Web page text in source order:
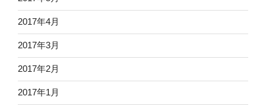
2017年4月
2017年3月
2017年2月
2017年1月